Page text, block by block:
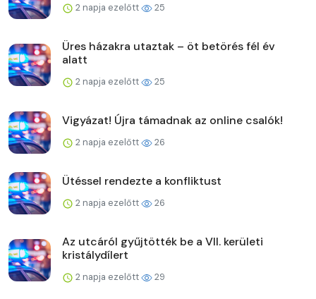
2 napja ezelőtt 25
Üres házakra utaztak – öt betörés fél év
alatt
2 napja ezelőtt 25
Vigyázat! Újra támadnak az online csalók!
2 napja ezelőtt 26
Ütéssel rendezte a konfliktust
2 napja ezelőtt 26
Az utcáról gyűjtötték be a VII. kerületi
kristálydílert
2 napja ezelőtt 29